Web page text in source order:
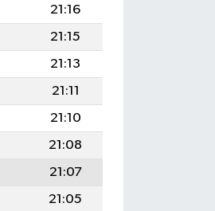
21:16
21:15
21:13
21:11
21:10
21:08
21:07
21:05